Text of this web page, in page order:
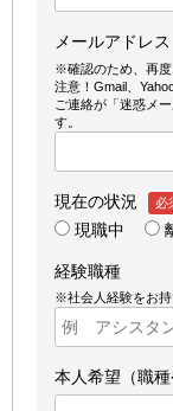
メールアドレ
※確認のため、再度
注意！Gmail、
ご連絡が「迷惑メ
す。
現在の状況 必
現職中
経験職種
※社会人経験をお持
本人希望（職種